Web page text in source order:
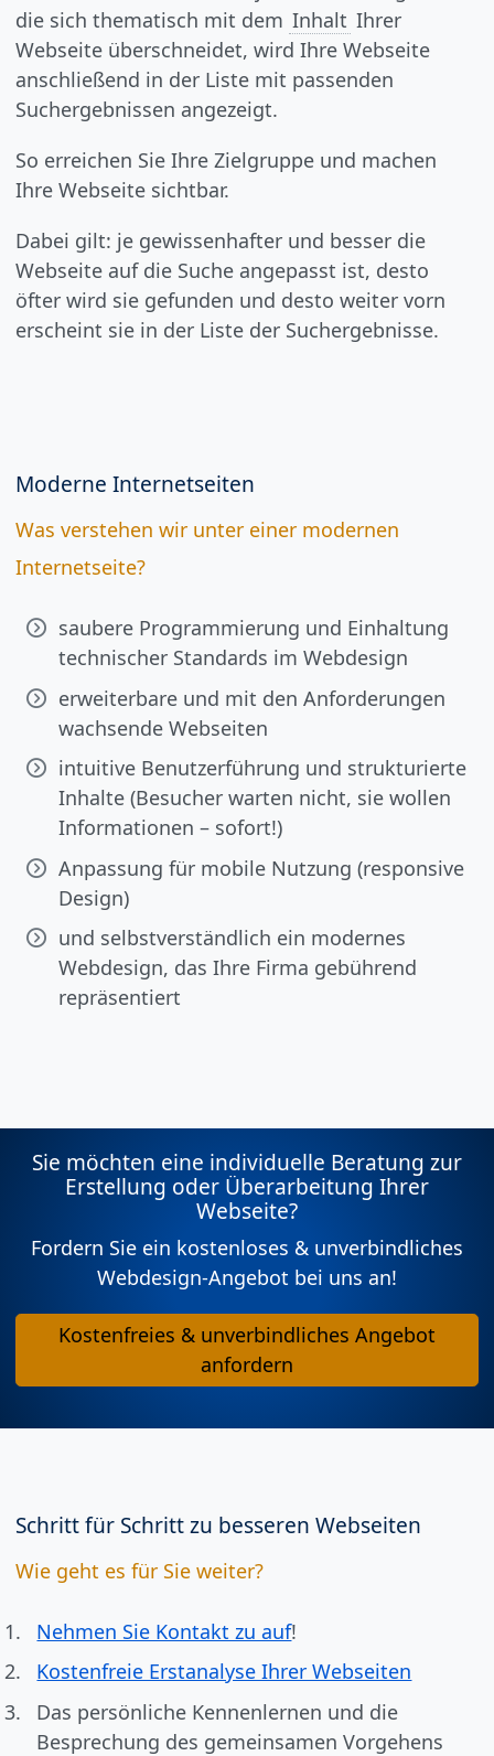
die sich thematisch mit dem Inhalt Ihrer
Webseite überschneidet, wird Ihre Webseite
anschließend in der Liste mit passenden
Suchergebnissen angezeigt.
So erreichen Sie Ihre Zielgruppe und machen
Ihre Webseite sichtbar.
Dabei gilt: je gewissenhafter und besser die
Webseite auf die Suche angepasst ist, desto
öfter wird sie gefunden und desto weiter vorn
erscheint sie in der Liste der Suchergebnisse.
Moderne Internetseiten
Was verstehen wir unter einer modernen
Internetseite?
saubere Programmierung und Einhaltung
technischer Standards im Webdesign
erweiterbare und mit den Anforderungen
wachsende Webseiten
intuitive Benutzerführung und strukturierte
Inhalte (Besucher warten nicht, sie wollen
Informationen – sofort!)
Anpassung für mobile Nutzung (responsive
Design)
und selbstverständlich ein modernes
Webdesign, das Ihre Firma gebührend
repräsentiert
Sie möchten eine individuelle Beratung zur
Erstellung oder Überarbeitung Ihrer
Webseite?
Fordern Sie ein kostenloses & unverbindliches
Webdesign-Angebot bei uns an!
Kostenfreies & unverbindliches Angebot
anfordern
Schritt für Schritt zu besseren Webseiten
Wie geht es für Sie weiter?
Nehmen Sie Kontakt zu auf!
Kostenfreie Erstanalyse Ihrer Webseiten
Das persönliche Kennenlernen und die
Besprechung des gemeinsamen Vorgehens